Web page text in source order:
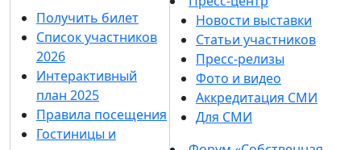
Получить билет
Список участников
2026
Интерактивный
план 2025
Правила посещения
Гостиницы и
Новости выставки
Статьи участников
Пресс-релизы
Фото и видео
Аккредитация СМИ
Для СМИ